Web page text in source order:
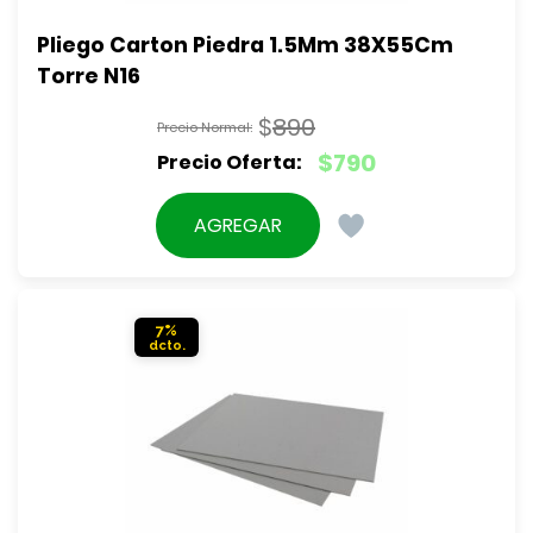
Pliego Carton Piedra 1.5Mm 38X55Cm
Torre N16
$890
El
original
$790
El
precio
actual
AGREGAR
7%